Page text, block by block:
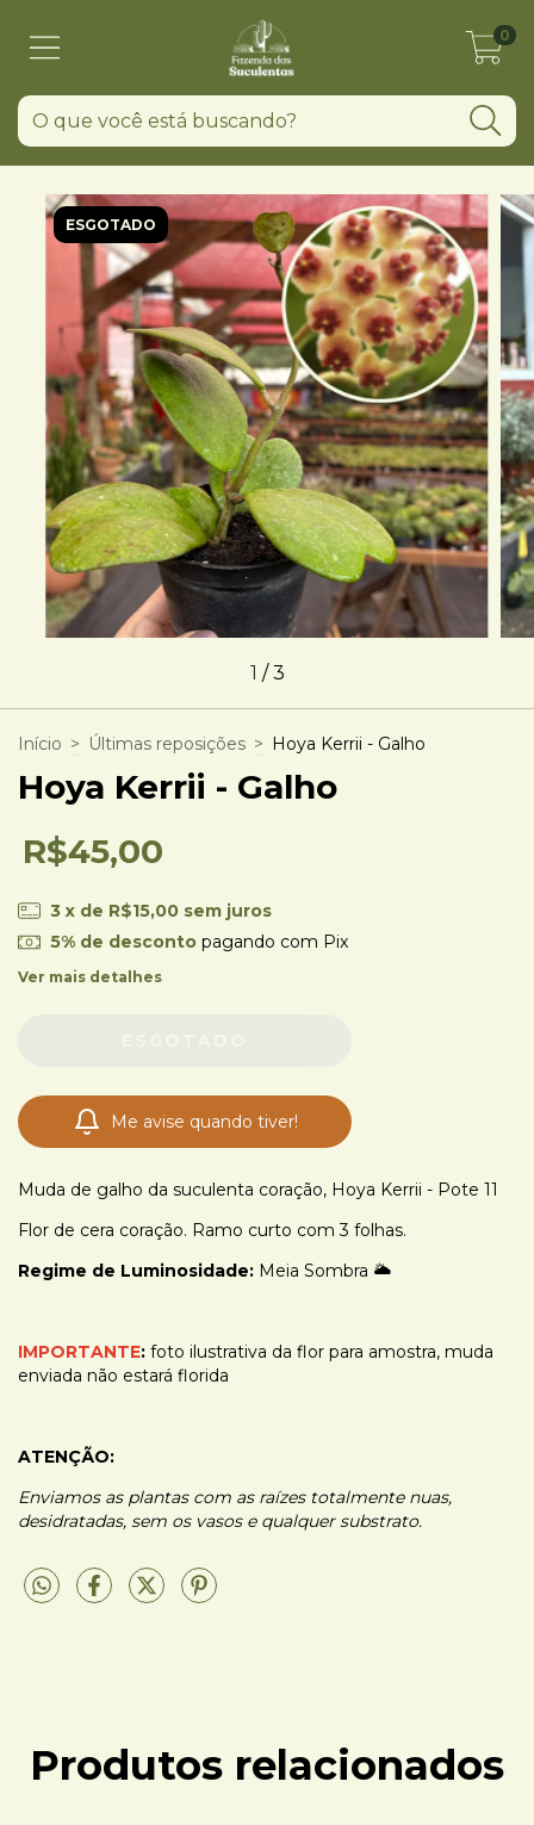
0
ESGOTADO
1 /3
Início > Últimas reposições > Hoya Kerrii - Galho
Hoya Kerrii - Galho
R$45,00
3 x de R$15,00 sem juros
5% de descontopagando com Pix
Ver mais detalhes
Me avise quando tiver!
Muda de galho da suculenta coração, Hoya Kerrii - Pote 11
Flor de cera coração. Ramo curto com 3 folhas.
Regime de Luminosidade: Meia Sombra 🌥️
IMPORTANTE: foto ilustrativa da flor para amostra, muda
enviada não estará florida
ATENÇÃO:
Enviamos as plantas com as raízes totalmente nuas,
desidratadas, sem os vasos e qualquer substrato.
Produtos relacionados